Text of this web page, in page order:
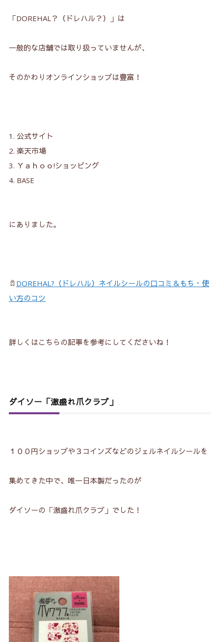
「DOREHAL？（ドレハル？）」は
一般的な店舗では取り扱っていませんが、
そのかわりオンラインショップは豊富！
公式サイト
楽天市場
Ｙａｈｏｏ!ショッピング
BASE
にありました。
DOREHAL?（ドレハル）ネイルシールの口コミ＆もち・使
い方のコツ
詳しくはこちらの記事を参考にしてくださいね！
ダイソー「激盛れ爪クラブ」
１００円ショップや３コインズなどのジェルネイルシールを
集めてきた中で、唯一日本製だったのが
ダイソーの「激盛れ爪クラブ」でした！